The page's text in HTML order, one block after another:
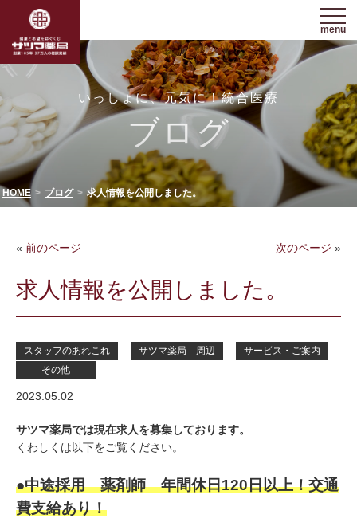
menu
いっしょに、元気に！統合医療
ブログ
HOME ブログ 求人情報を公開しました。
« 前のページ 次のページ »
求人情報を公開しました。
スタッフのあれこれ サツマ薬局 周辺
サービス・ご案内
その他
2023.05.02
サツマ薬局では現在求人を募集しております。
くわしくは以下をご覧ください。
●中途採用 薬剤師年間休日120日以上！交通
費支給あり！